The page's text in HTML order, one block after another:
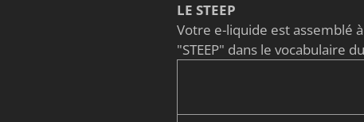
LE STEEP
Votre e-liquide est assemblé
"STEEP" dans le vocabulaire